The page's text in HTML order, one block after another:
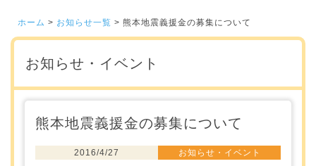
ホーム > お知らせ一覧 > 熊本地震義援金の募集について
お知らせ・イベント
熊本地震義援金の募集について
2016/4/27 お知らせ・イベント